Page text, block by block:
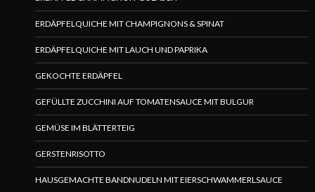
ERDÄPFELQUICHE MIT CHAMPIGNONS & SPINAT
ERDÄPFELQUICHE MIT LAUCH UND PAPRIKA
GEKOCHTE ERDÄPFEL
GEFÜLLTE ZUCCHINI AUF TOMATENSAUCE MIT BULGUR
GEMÜSE IM BLÄTTERTEIG
GERSTENRISOTTO
HAUSGEMACHTE BANDNUDELN MIT EIERSCHWAMMERLSAUCE